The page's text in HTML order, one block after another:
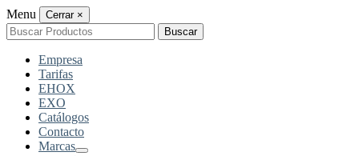
Menu Cerrar ×
Buscar
por:
Buscar
Empresa
Tarifas
EHOX
EXO
Catálogos
Contacto
Marcas